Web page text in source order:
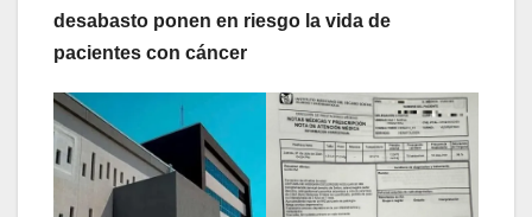
desabasto ponen en riesgo la vida de
pacientes con cáncer